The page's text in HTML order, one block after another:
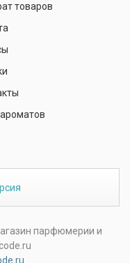
товаров
парфюмерии и